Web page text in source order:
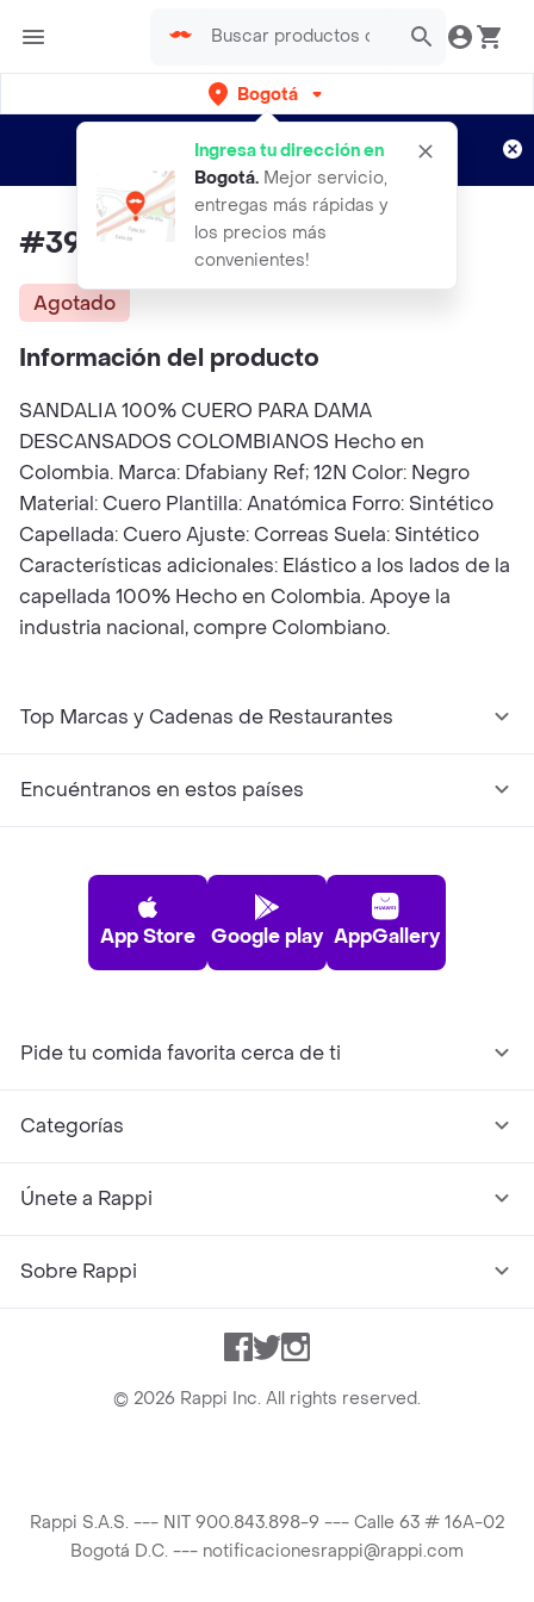
Bogotá
Ingresa tu dirección en
Bogotá. Mejor servicio,
entregas más rápidas y
los precios más
convenientes!
envíos gratis por semanas
Aplican TyC
#39 Sandalia Dama Cuero
Agotado
Información del producto
SANDALIA 100% CUERO PARA DAMA
DESCANSADOS COLOMBIANOS Hecho en
Colombia. Marca: Dfabiany Ref; 12N Color: Negro
Material: Cuero Plantilla: Anatómica Forro: Sintético
Capellada: Cuero Ajuste: Correas Suela: Sintético
Características adicionales: Elástico a los lados de la
capellada 100% Hecho en Colombia. Apoye la
industria nacional, compre Colombiano.
Top Marcas y Cadenas de Restaurantes
Encuéntranos en estos países
App Store Google play AppGallery
Pide tu comida favorita cerca de ti
Categorías
Únete a Rappi
Sobre Rappi
Facebook
TwitterInstagram
© 2026 Rappi Inc. All rights reserved.
Rappi S.A.S. --- NIT 900.843.898-9 --- Calle 63 # 16A-02
Bogotá D.C. --- notificacionesrappi@rappi.com